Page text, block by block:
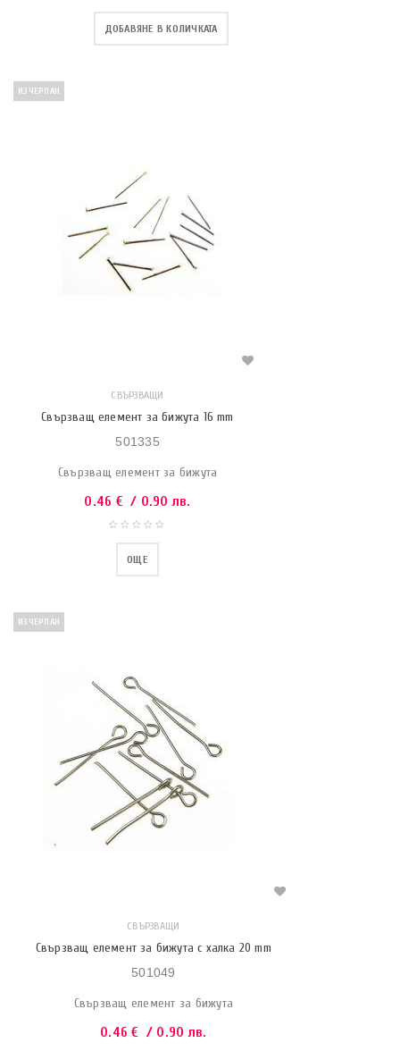
ДОБАВЯНЕ В КОЛИЧКАТА
ИЗЧЕРПАН
СВЪРЗВАЩИ
Свързващ елемент за бижута 16 mm
501335
Свързващ елемент за бижута
0.46 € / 0.90 лв.
ОЩЕ
ИЗЧЕРПАН
СВЪРЗВАЩИ
Свързващ елемент за бижута с халка 20 mm
501049
Свързващ елемент за бижута
0.46€ / 0.90 лв.